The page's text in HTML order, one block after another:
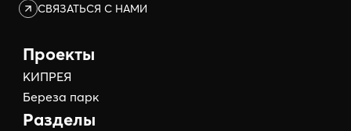
СВЯЗАТЬСЯ С НАМИ
Проекты
КИПРЕЯ
Береза парк
Разделы